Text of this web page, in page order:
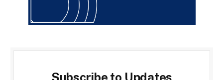
Subscribe to Updates